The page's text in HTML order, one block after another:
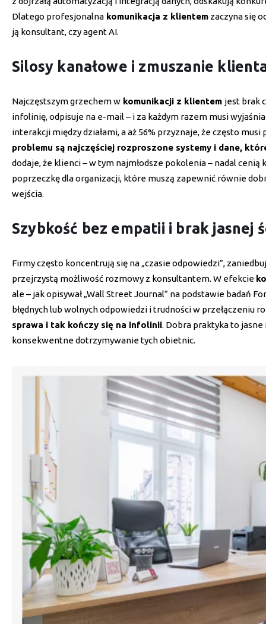
Dlatego profesjonalna komunikacja z klientem zaczyna się
ją konsultant, czy agent AI.
Silosy kanałowe i zmuszanie
Najczęstszym grzechem w komunikacji z klientem jest brak
infolinię, odpisuje na e-mail – i za każdym razem musi
interakcji między działami, a aż 56% przyznaje, że często
problemu są najczęściej rozproszone systemy i dane,
dodaje, że klienci – w tym najmłodsze pokolenia – nadal
poprzeczkę dla organizacji, które muszą zapewnić równie
wejścia.
Szybkość bez empatii i brak jasnej
Firmy często koncentrują się na „czasie odpowiedzi”,
przejrzystą możliwość rozmowy z konsultantem. W efekcie
ale – jak opisywał „Wall Street Journal” na podstawie badań
błędnych lub wolnych odpowiedzi i trudności w przełączeniu
sprawa i tak kończy się na infolinii. Dobra praktyka to
konsekwentne dotrzymywanie tych obietnic.